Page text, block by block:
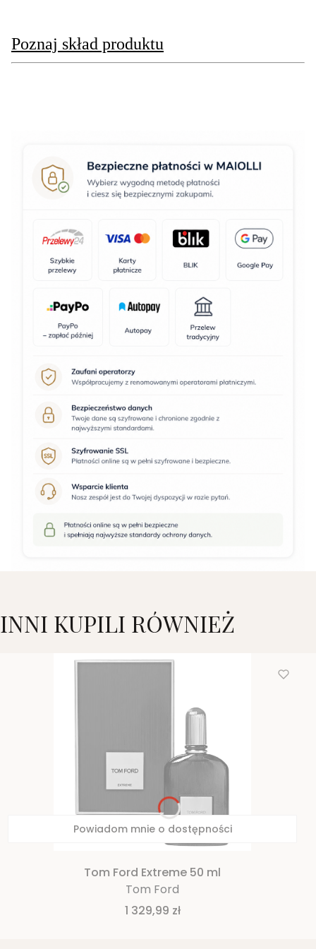
Poznaj skład produktu
INNI KUPILI RÓWNIEŻ
Powiadom mnie o dostępności
Tom Ford Extreme 50 ml
Tom Ford
Cena
1 329,99 zł